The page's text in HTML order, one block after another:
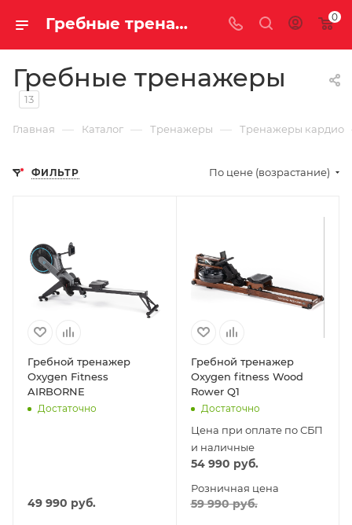
Гребные тренажеры купить недорого с доставкой 0
Гребные тренажеры
13
Главная — Каталог — Тренажеры — Тренажеры кардио
ФИЛЬТР По цене (возрастание)
Гребной тренажер
Oxygen Fitness
AIRBORNE
Достаточно
49 990 руб.
Гребной тренажер
Oxygen fitness Wood
Rower Q1
Достаточно
Цена при оплате по СБП
и наличные
54 990 руб.
Розничная цена
59 990руб.